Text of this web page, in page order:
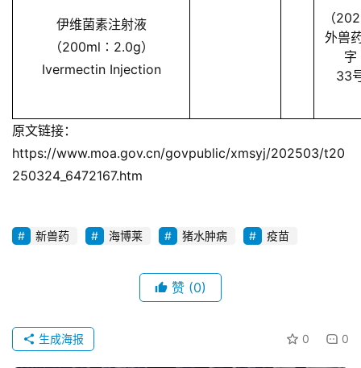
伊维菌素注射液
（200ml∶2.0g）
Ivermectin Injection
（
外兽
字
33
原文链接：
https://www.moa.gov.cn/govpublic/xmsyj/202503/t20
250324_6472167.htm
新兽药 海博莱 猪水肿病 疫苗
赞 (0)
0 0
生成海报